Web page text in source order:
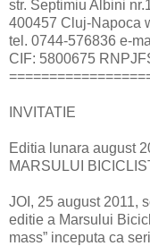
str. Septimiu Albini
400457 Cluj-Napoca
tel. 0744-576836 e-
CIF: 5800675
INVITATIE
Editia lunara august
MARSULUI
JOI, 25 august 2011,
editie a Marsului
mass” inceputa ca